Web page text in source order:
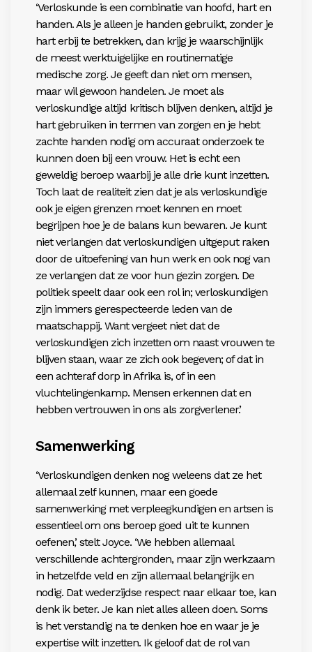
‘Verloskunde is een combinatie van hoofd, hart en
handen. Als je alleen je handen gebruikt, zonder je
hart erbij te betrekken, dan krijg je waarschijnlijk
de meest werktuigelijke en routinematige
medische zorg. Je geeft dan niet om mensen,
maar wil gewoon handelen. Je moet als
verloskundige altijd kritisch blijven denken, altijd je
hart gebruiken in termen van zorgen en je hebt
zachte handen nodig om accuraat onderzoek te
kunnen doen bij een vrouw. Het is echt een
geweldig beroep waarbij je alle drie kunt inzetten.
Toch laat de realiteit zien dat je als verloskundige
ook je eigen grenzen moet kennen en moet
begrijpen hoe je de balans kun bewaren. Je kunt
niet verlangen dat verloskundigen uitgeput raken
door de uitoefening van hun werk en ook nog van
ze verlangen dat ze voor hun gezin zorgen. De
politiek speelt daar ook een rol in; verloskundigen
zijn immers gerespecteerde leden van de
maatschappij. Want vergeet niet dat de
verloskundigen zich inzetten om naast vrouwen te
blijven staan, waar ze zich ook begeven; of dat in
een achteraf dorp in Afrika is, of in een
vluchtelingenkamp. Mensen erkennen dat en
hebben vertrouwen in ons als zorgverlener.’
Samenwerking
‘Verloskundigen denken nog weleens dat ze het
allemaal zelf kunnen, maar een goede
samenwerking met verpleegkundigen en artsen is
essentieel om ons beroep goed uit te kunnen
oefenen,’ stelt Joyce. ‘We hebben allemaal
verschillende achtergronden, maar zijn werkzaam
in hetzelfde veld en zijn allemaal belangrijk en
nodig. Dat wederzijdse respect naar elkaar toe, kan
denk ik beter. Je kan niet alles alleen doen. Soms
is het verstandig na te denken hoe en waar je je
expertise wilt inzetten. Ik geloof dat de rol van